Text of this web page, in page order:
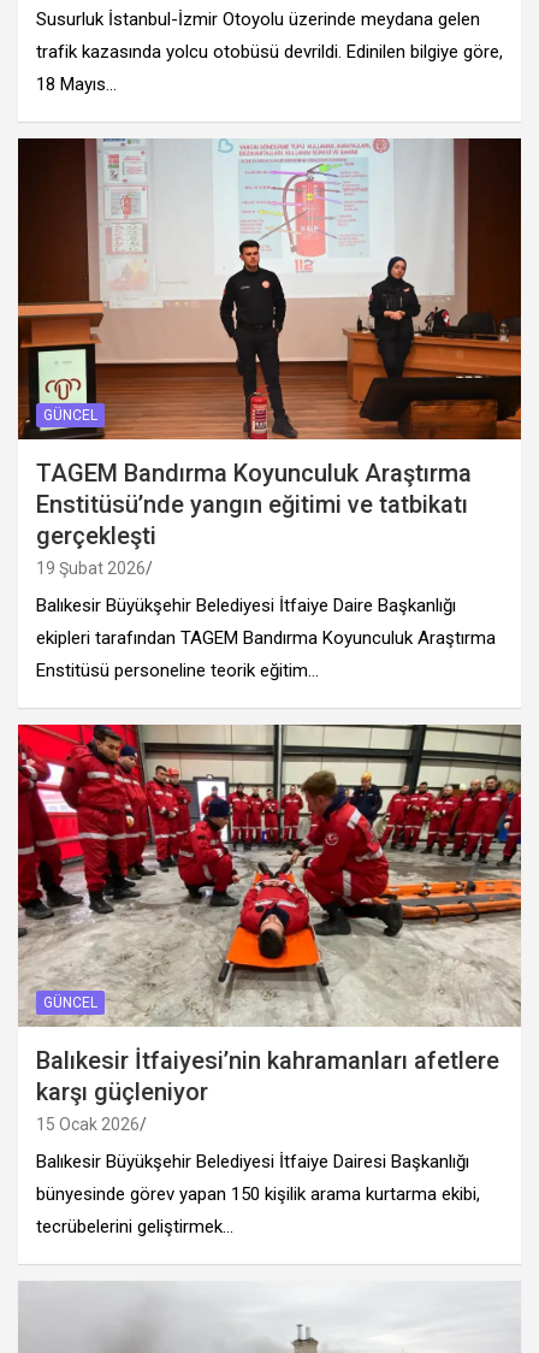
Susurluk İstanbul-İzmir Otoyolu üzerinde meydana gelen
trafik kazasında yolcu otobüsü devrildi. Edinilen bilgiye göre,
18 Mayıs…
GÜNCEL
TAGEM Bandırma Koyunculuk Araştırma
Enstitüsü’nde yangın eğitimi ve tatbikatı
gerçekleşti
19 Şubat 2026
Balıkesir Büyükşehir Belediyesi İtfaiye Daire Başkanlığı
ekipleri tarafından TAGEM Bandırma Koyunculuk Araştırma
Enstitüsü personeline teorik eğitim…
GÜNCEL
Balıkesir İtfaiyesi’nin kahramanları afetlere
karşı güçleniyor
15 Ocak 2026
Balıkesir Büyükşehir Belediyesi İtfaiye Dairesi Başkanlığı
bünyesinde görev yapan 150 kişilik arama kurtarma ekibi,
tecrübelerini geliştirmek…